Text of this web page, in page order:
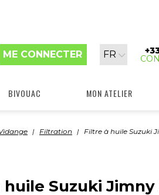
ME CONNECTER
Langue
:
FR
BIVOUAC MON ATELIER
Filtration Filtre à huile Suzuki
Suzuki Jimny